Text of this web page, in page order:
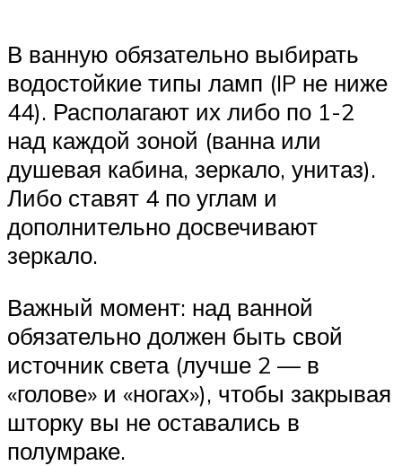
В ванную обязательно выбирать
водостойкие типы ламп (IP не ниже
44). Располагают их либо по 1-2
над каждой зоной (ванна или
душевая кабина, зеркало, унитаз).
Либо ставят 4 по углам и
дополнительно досвечивают
зеркало.
Важный момент: над ванной
обязательно должен быть свой
источник света (лучше 2 — в
«голове» и «ногах»), чтобы закрывая
шторку вы не оставались в
полумраке.